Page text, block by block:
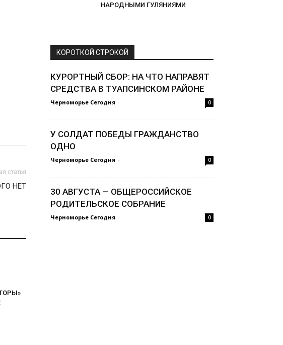
статья
НЕТ
НАРОДНЫМИ ГУЛЯНИЯМИ
КОРОТКОЙ СТРОКОЙ
КУРОРТНЫЙ СБОР: НА ЧТО НАПРАВЯТ
СРЕДСТВА В ТУАПСИНСКОМ РАЙОНЕ
Черноморье Сегодня - 0
У СОЛДАТ ПОБЕДЫ ГРАЖДАНСТВО
ОДНО
Черноморье Сегодня - 0
30 АВГУСТА — ОБЩЕРОССИЙСКОЕ
РОДИТЕЛЬСКОЕ СОБРАНИЕ
Черноморье Сегодня - 0